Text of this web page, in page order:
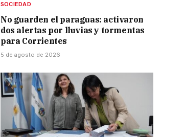
SOCIEDAD
No guarden el paraguas: activaron
dos alertas por lluvias y tormentas
para Corrientes
5 de agosto de 2026